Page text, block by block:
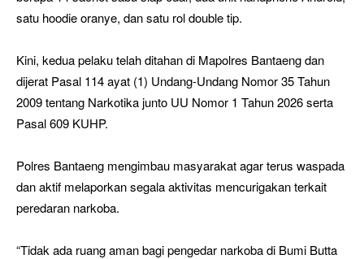
satu hoodie oranye, dan satu rol double tip.
Kini, kedua pelaku telah ditahan di Mapolres Bantaeng dan
dijerat Pasal 114 ayat (1) Undang-Undang Nomor 35 Tahun
2009 tentang Narkotika junto UU Nomor 1 Tahun 2026 serta
Pasal 609 KUHP.
Polres Bantaeng mengimbau masyarakat agar terus waspada
dan aktif melaporkan segala aktivitas mencurigakan terkait
peredaran narkoba.
“Tidak ada ruang aman bagi pengedar narkoba di Bumi Butta